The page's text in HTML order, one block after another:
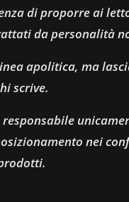
di proporre ai
da personalità
apolitica, ma
scrive.
nei